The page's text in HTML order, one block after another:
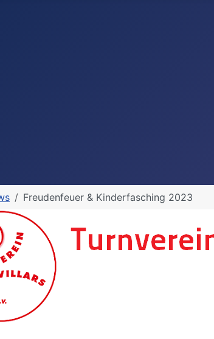
Freudenfeuer & Kinderfasching 2023